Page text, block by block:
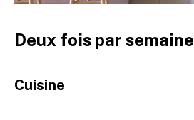
Deux fois par semaine
Cuisine